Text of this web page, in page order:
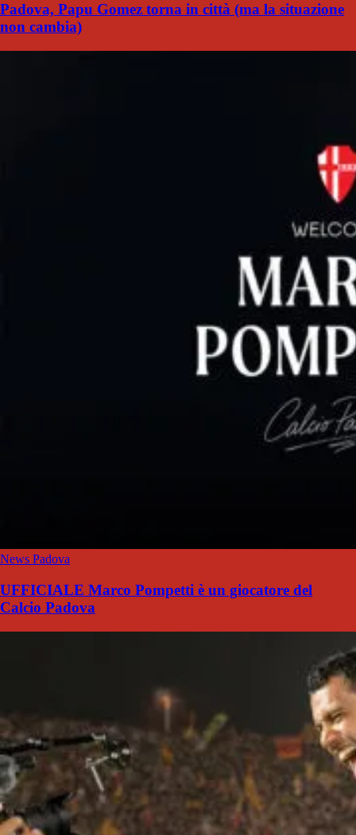
Padova, Papu Gomez torna in città (ma la situazione
non cambia)
News Padova
UFFICIALE Marco Pompetti è un giocatore del
Calcio Padova